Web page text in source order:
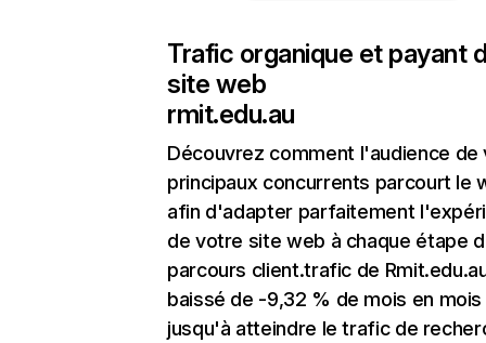
Trafic organique et payant
site web
rmit.edu.au
Découvrez comment l'audience de
principaux concurrents parcourt le
afin d'adapter parfaitement
de votre site web à chaque étape
parcours client.trafic de
baissé de -9,32 % de mois en mois
jusqu'à atteindre le trafic de